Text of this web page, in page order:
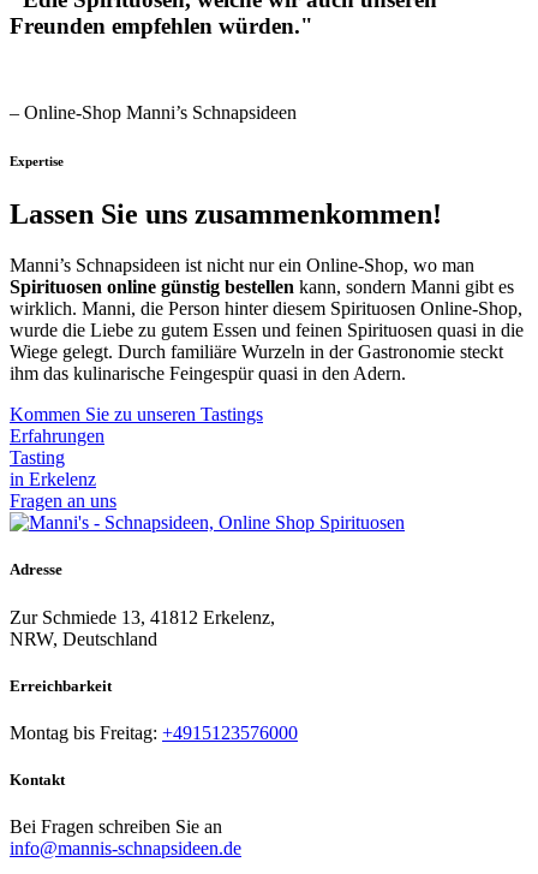
Freunden empfehlen würden."
– Online-Shop Manni’s Schnapsideen
Expertise
Lassen Sie uns zusammenkommen!​
Manni’s Schnapsideen ist nicht nur ein Online-Shop, wo man
Spirituosen online günstig bestellen kann, sondern Manni gibt es
wirklich. Manni, die Person hinter diesem Spirituosen Online-Shop,
wurde die Liebe zu gutem Essen und feinen Spirituosen quasi in die
Wiege gelegt. Durch familiäre Wurzeln in der Gastronomie steckt
ihm das kulinarische Feingespür quasi in den Adern.
Kommen Sie zu unseren Tastings
Erfahrungen
Tasting
in Erkelenz
Fragen an uns
Adresse
Zur Schmiede 13, 41812 Erkelenz,
NRW, Deutschland
Erreichbarkeit​
Montag bis Freitag: +4915123576000
Kontakt
Bei Fragen schreiben Sie an
info@mannis-schnapsideen.de